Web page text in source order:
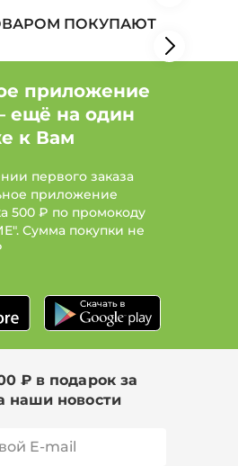
ПОКУПАЮТ
приложение
ещё на один
к Вам
первого заказа
приложение
500 ₽ по промокоду
Сумма покупки не
₽ в подарок за
наши новости